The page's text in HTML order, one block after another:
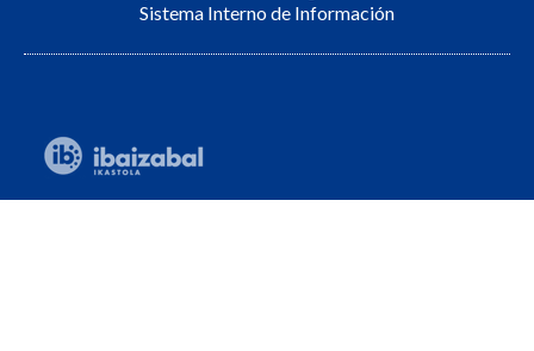
Sistema Interno de Información